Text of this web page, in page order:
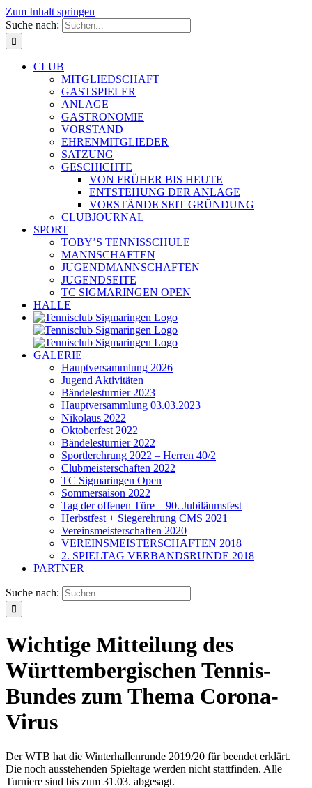
Zum Inhalt springen
Suche nach:
CLUB
MITGLIEDSCHAFT
GASTSPIELER
ANLAGE
GASTRONOMIE
VORSTAND
EHRENMITGLIEDER
SATZUNG
GESCHICHTE
VON FRÜHER BIS HEUTE
ENTSTEHUNG DER ANLAGE
VORSTÄNDE SEIT GRÜNDUNG
CLUBJOURNAL
SPORT
TOBY’S TENNISSCHULE
MANNSCHAFTEN
JUGENDMANNSCHAFTEN
JUGENDSEITE
TC SIGMARINGEN OPEN
HALLE
GALERIE
Hauptversammlung 2026
Jugend Aktivitäten
Bändelesturnier 2023
Hauptversammlung 03.03.2023
Nikolaus 2022
Oktoberfest 2022
Bändelesturnier 2022
Sportlerehrung 2022 – Herren 40/2
Clubmeisterschaften 2022
TC Sigmaringen Open
Sommersaison 2022
Tag der offenen Türe – 90. Jubiläumsfest
Herbstfest + Siegerehrung CMS 2021
Vereinsmeisterschaften 2020
VEREINSMEISTERSCHAFTEN 2018
2. SPIELTAG VERBANDSRUNDE 2018
PARTNER
Suche nach:
Wichtige Mitteilung des
Württembergischen Tennis-
Bundes zum Thema Corona-
Virus
Der WTB hat die Winterhallenrunde 2019/20 für beendet erklärt.
Die noch ausstehenden Spieltage werden nicht stattfinden. Alle
Turniere sind bis zum 31.03. abgesagt.